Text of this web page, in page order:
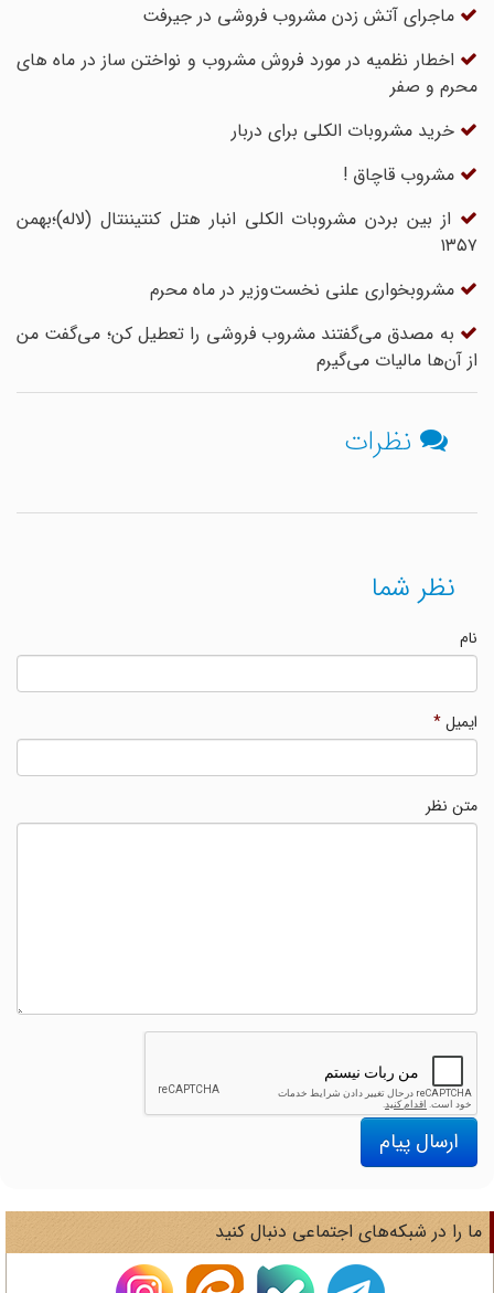
ماجرای آتش زدن مشروب فروشی در جیرفت
اخطار نظمیه در مورد فروش مشروب و نواختن ساز در ماه های
محرم و صفر
خرید مشروبات الکلی برای دربار
مشروب قاچاق !
از بین بردن مشروبات الکلی انبار هتل کنتیننتال (لاله)؛بهمن
۱۳۵۷
مشروبخواری علنی نخست‌وزیر در ماه محرم
به مصدق می‌گفتند مشروب فروشی را تعطیل کن؛ می‌گفت من
از آن‌ها مالیات می‌گیرم
نظرات
نظر شما
ایمیل*
متن نظر
ارسال پیام
را در شبکه‌های اجتماعی دنبال کنید